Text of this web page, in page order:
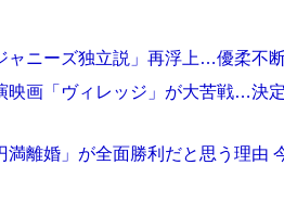
ャニーズ独立説」再浮上…優柔不断
映画「ヴィレッジ」が大苦戦…決
満離婚」が全面勝利だと思う理由